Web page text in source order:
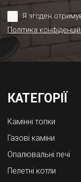
Я згоден
Політика
КАТЕГОРІЇ
Камінні топки
Газові каміни
Опалювальні печі
Пелетні котли